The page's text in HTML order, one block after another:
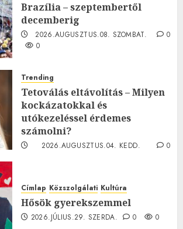
Brazília – szeptembertől
decemberig
2026.AUGUSZTUS.08. SZOMBAT.
0
0
Trending
Tetoválás eltávolítás – Milyen
kockázatokkal és
utókezeléssel érdemes
számolni?
2026.AUGUSZTUS.04. KEDD.
0
Címlap Közszolgálati Kultúra
Hősök gyerekszemmel
2026.JÚLIUS.29. SZERDA. 0 0